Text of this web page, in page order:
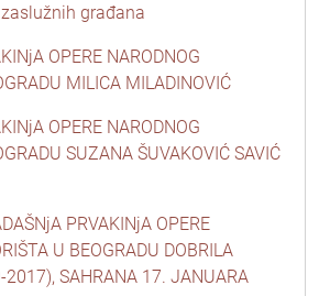
građana
OPERE NARODNOG
MILICA MILADINOVIĆ
OPERE NARODNOG
SUZANA ŠUVAKOVIĆ SAVIĆ
PRVAKINjA OPERE
U BEOGRADU DOBRILA
2017), SAHRANA 17. JANUARA